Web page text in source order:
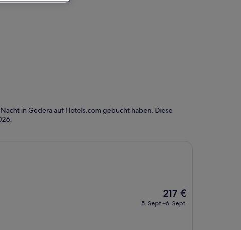
in Gedera auf Hotels.com gebucht haben. Diese
.
Der
Preis
beträgt
217 €
5. Sept.–6. Sept.